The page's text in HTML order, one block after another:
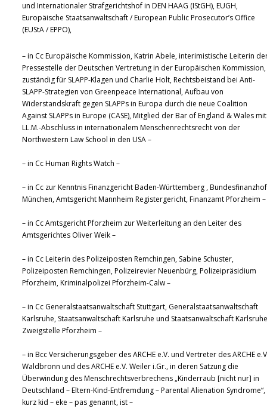
und Internationaler Strafgerichtshof in DEN HAAG (IStGH), EUGH,
Europäische Staatsanwaltschaft / European Public Prosecutor’s Office
(EUStA / EPPO),
– in Cc Europäische Kommission, Katrin Abele, interimistische Leiterin
Pressestelle der Deutschen Vertretung in der Europäischen Kommission,
zuständig für SLAPP-Klagen und Charlie Holt, Rechtsbeistand bei Anti-
SLAPP-Strategien von Greenpeace International, Aufbau von
Widerstandskraft gegen SLAPPs in Europa durch die neue Coalition
Against SLAPPs in Europe (CASE), Mitglied der Bar of England & Wales mit
LL.M.-Abschluss in internationalem Menschenrechtsrecht von der
Northwestern Law School in den USA –
– in Cc Human Rights Watch –
– in Cc zur Kenntnis Finanzgericht Baden-Württemberg , Bundesfinanzhof
München, Amtsgericht Mannheim Registergericht, Finanzamt Pforzheim –
– in Cc Amtsgericht Pforzheim zur Weiterleitung an den Leiter des
Amtsgerichtes Oliver Weik –
– in Cc Leiterin des Polizeiposten Remchingen, Sabine Schuster,
Polizeiposten Remchingen, Polizeirevier Neuenbürg, Polizeipräsidium
Pforzheim, Kriminalpolizei Pforzheim-Calw –
– in Cc Generalstaatsanwaltschaft Stuttgart, Generalstaatsanwaltschaft
Karlsruhe, Staatsanwaltschaft Karlsruhe und Staatsanwaltschaft
Zweigstelle Pforzheim –
– in Bcc Versicherungsgeber des ARCHE e.V. und Vertreter des ARCHE
Waldbronn und des ARCHE e.V. Weiler i.Gr., in deren Satzung die
Überwindung des Menschrechtsverbrechens „Kinderraub [nicht nur] in
Deutschland – Eltern-Kind-Entfremdung – Parental Alienation Syndrome“,
kurz kid – eke – pas genannt, ist –